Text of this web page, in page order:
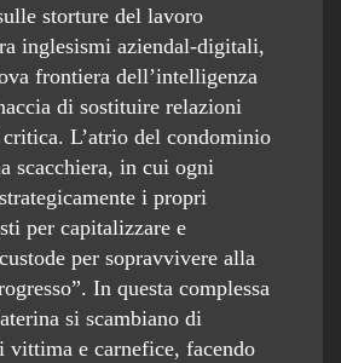
storture del lavoro
inglesismi aziendal-digitali,
frontiera dell’intelligenza
di sostituire relazioni
critica. L’atrio del condominio
scacchiera, in cui ogni
i propri
per capitalizzare e
per sopravvivere alla
In questa complessa
si scambiano di
e carnefice, facendo